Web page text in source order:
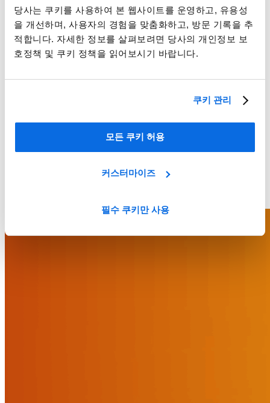
당사는 쿠키를 사용하여 본 웹사이트를 운영하고, 유용성
을 개선하며, 사용자의 경험을 맞춤화하고, 방문 기록을 추
적합니다. 자세한 정보를 살펴보려면 당사의 개인정보 보
호정책 및 쿠키 정책을 읽어보시기 바랍니다.
쿠키 관리
모든 쿠키 허용
커스터마이즈
필수 쿠키만 사용